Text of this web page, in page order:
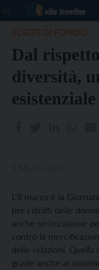
Dal
diversità,
esistenziale
L’8 marzo è la
per i diritti delle
anche un’occasione
contro la
delle relazioni. Quella
grazie anche al